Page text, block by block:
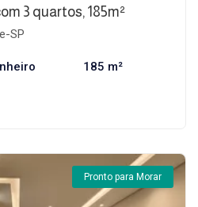
3 quartos, 185m²
SP
185 m²
Pronto para Morar